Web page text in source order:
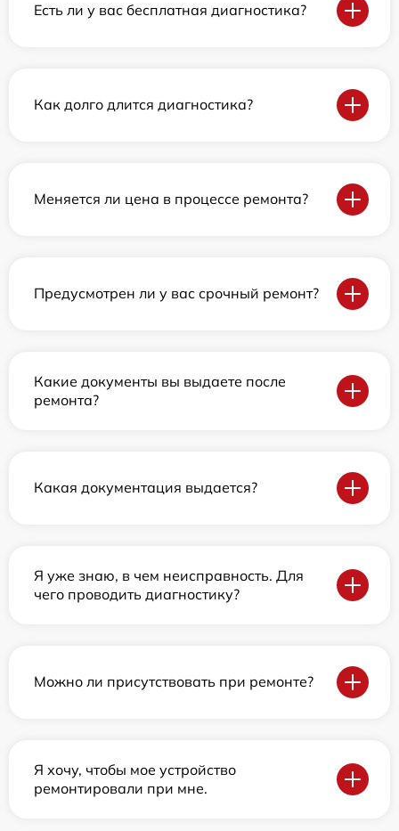
Есть ли у вас бесплатная диагностика?
Как долго длится диагностика?
Меняется ли цена в процессе ремонта?
Предусмотрен ли у вас срочный ремонт?
Какие документы вы выдаете после
ремонта?
Какая документация выдается?
Я уже знаю, в чем неисправность. Для
чего проводить диагностику?
Можно ли присутствовать при ремонте?
Я хочу, чтобы мое устройство
ремонтировали при мне.